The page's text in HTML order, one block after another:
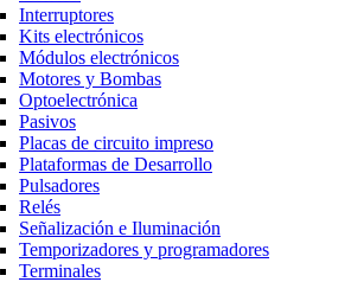
Interruptores
Kits electrónicos
Módulos electrónicos
Motores y Bombas
Optoelectrónica
Pasivos
Placas de circuito impreso
Plataformas de Desarrollo
Pulsadores
Relés
Señalización e Iluminación
Temporizadores y programadores
Terminales